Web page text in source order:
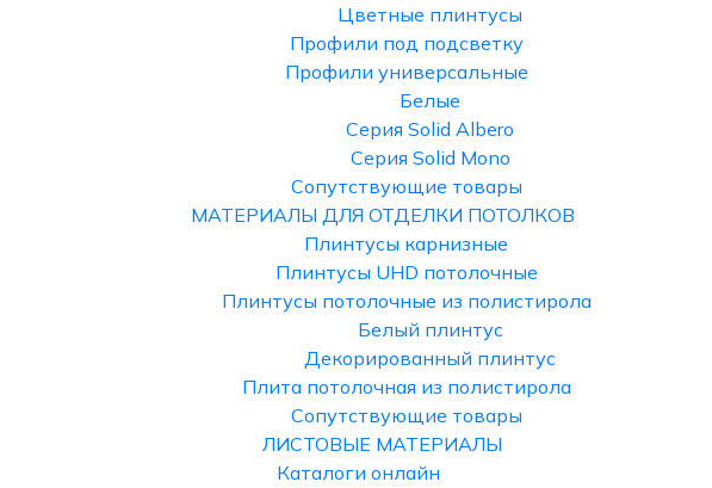
Цветные плинтусы
Профили под подсветку
Профили универсальные
Белые
Серия Solid Albero
Серия Solid Mono
Сопутствующие товары
МАТЕРИАЛЫ ДЛЯ ОТДЕЛКИ ПОТОЛКОВ
Плинтусы карнизные
Плинтусы UHD потолочные
Плинтусы потолочные из полистирола
Белый плинтус
Декорированный плинтус
Плита потолочная из полистирола
Сопутствующие товары
ЛИСТОВЫЕ МАТЕРИАЛЫ
Каталоги онлайн